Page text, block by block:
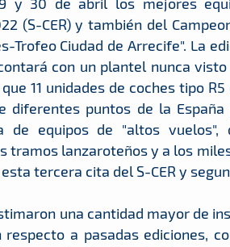
(S-CER) y también del
Trofeo Ciudad de Arrecife". La
con un plantel nunca visto
11 unidades de coches tipo
puntos de la España
de equipos de "altos
lanzaroteños y a los
tercera cita del S-CER y
una cantidad mayor de
a pasadas ediciones,